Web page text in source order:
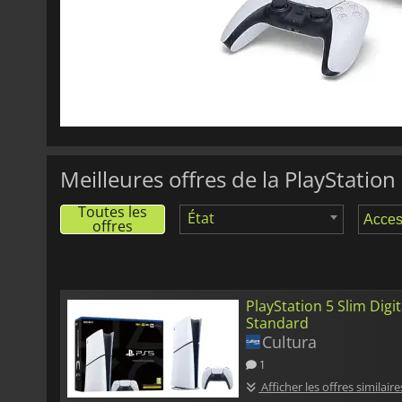
Meilleures offres de la PlayStation
Toutes les
offres État
PlayStation 5 Slim
Standard
Cultura
1
Afficher les offres